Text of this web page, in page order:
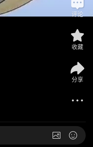
评论
收藏
分享